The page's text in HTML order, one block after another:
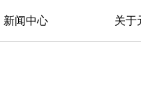
新闻中心 关于